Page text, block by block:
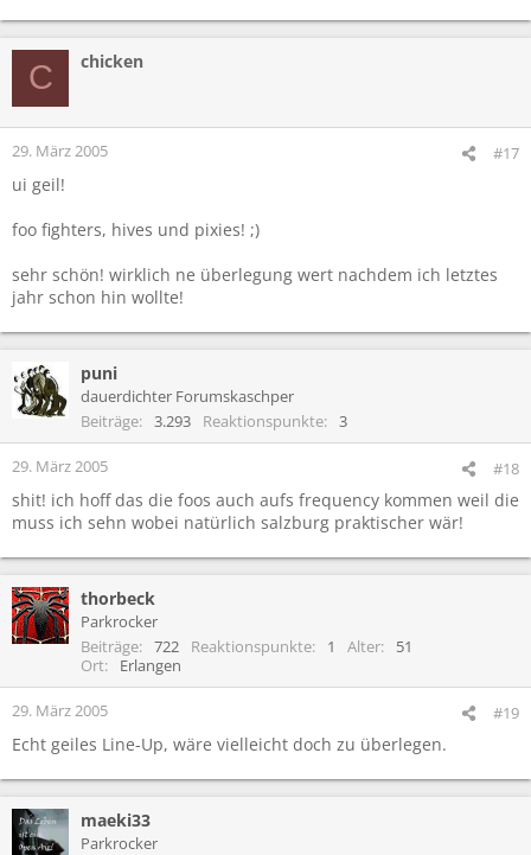
C chicken
29. März 2005 #17
ui geil!
foo fighters, hives und pixies! ;)
sehr schön! wirklich ne überlegung wert nachdem ich letztes
jahr schon hin wollte!
puni
dauerdichter Forumskaschper
Beiträge
3.293 Reaktionspunkte 3
29. März 2005 #18
shit! ich hoff das die foos auch aufs frequency kommen weil die
muss ich sehn wobei natürlich salzburg praktischer wär!
thorbeck
Parkrocker
Beiträge
722 Reaktionspunkte 1 Alter
51
Ort
Erlangen
29. März 2005 #19
Echt geiles Line-Up, wäre vielleicht doch zu überlegen.
maeki33
Parkrocker